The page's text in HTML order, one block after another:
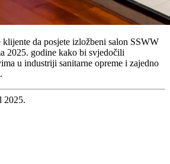
da posjete izložbeni salon SSWW
2025. godine kako bi svjedočili
u industriji sanitarne opreme i zajedno
2025.